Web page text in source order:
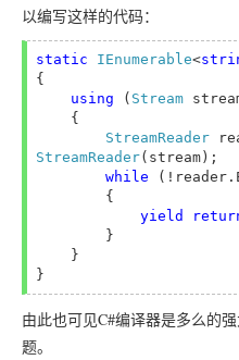
以编写这样的代码：
static IEnumerable<
{
using
( Stream
StreamReader
StreamReader(stream);
while
yield
}
由此也可见C#编译器是多么的
题。